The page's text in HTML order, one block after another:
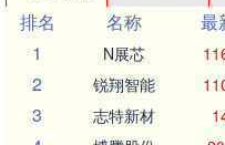
排名
名称 最
1
N展芯
2 锐翔智能
3 志特新材